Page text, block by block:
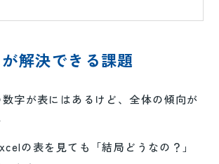
解決できる課題
字が表にはあるけど、全体の傾向が
の表を見ても「結局どうなの？」